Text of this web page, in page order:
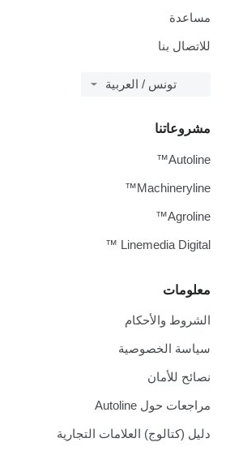
مساعدة
للاتصال بنا
تونس / العربية
معلومات
الشروط والأحكام
سياسة الخصوصية
نصائح للأمان
مراجعات حول Autoline
دليل (كتالوج) العلامات التجارية
مشروعاتنا
Autoline™
Machineryline™
Agroline™
Linemedia Digital ™